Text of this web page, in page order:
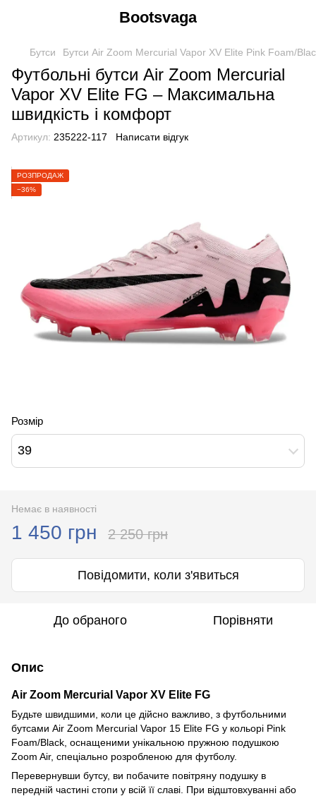
Bootsvaga
Бутси Бутси Air Zoom Mercurial Vapor XV Elite Pink Foam/
Футбольні бутси Air Zoom Mercurial
Vapor XV Elite FG – Максимальна
швидкість і комфорт
Артикул: 235222-117 Написати відгук
РОЗПРОДАЖ
−36%
Розмір
39
Немає в наявності
1 450 грн 2 250 грн
Повідомити, коли з'явиться
До обраного Порівняти
Опис
Air Zoom Mercurial Vapor XV Elite FG
Будьте швидшими, коли це дійсно важливо, з футбольними
бутсами Air Zoom Mercurial Vapor 15 Elite FG у кольорі Pink
Foam/Black, оснащеними унікальною пружною подушкою
Zoom Air, спеціально розробленою для футболу.
Перевернувши бутсу, ви побачите повітряну подушку в
передній частині стопи у всій її славі. При відштовхуванні або